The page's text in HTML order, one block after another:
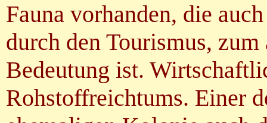
Fauna vorhanden, die
durch den Tourismus,
Bedeutung ist.
Rohstoffreichtums. Einer